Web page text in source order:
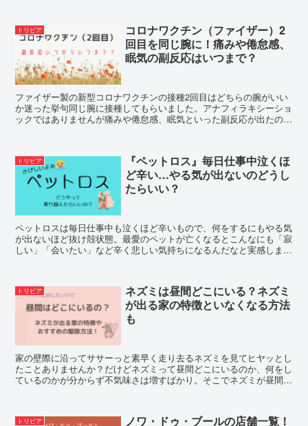
トリビア
コロナワクチン（ファイザー）2
回目を同じ腕に！痛みや倦怠感、
眠気の副反応はいつまで？
ファイザー製の新型コロナワクチンの接種2回目はどちらの腕がいい
か迷った挙句同じ腕に接種してもらいました。アナフィラキシーショ
ックではありませんが痛みや倦怠感、眠気といった副反応が出たので
トリビア
『ペットロス』毎日仕事中泣くほ
ど辛い…やる気が出ないのどうし
たらいい？
ペットロスは毎日仕事中も泣くほど辛いもので、何をするにもやる気
が出ないほど抜け殻状態。最愛のペットが亡くなるとこんなにも「寂
しい」「会いたい」など辛く悲しい気持ちになるんだなと実感しまし
トリビア
ネズミは昼間どこにいる？ネズミ
が出る家の特徴といなくなる方法
も
家の壁際に沿ってササーっと素早く走り去るネズミを見てヒヤッとし
たことありませんか？だけどネズミって昼間どこにいるのか、何をし
ているのかが分からず不気味さは増すばかり。そこでネズミが昼間ど
トリビア
ノワ・ドゥ・ブールの店舗一覧！